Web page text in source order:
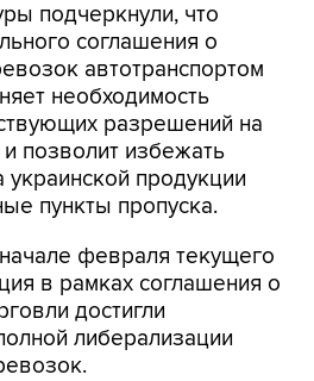
подчеркнули, что
соглашения о
автотранспортом
необходимость
разрешений на
позволит избежать
украинской продукции
пункты пропуска.
февраля текущего
в рамках соглашения о
достигли
либерализации